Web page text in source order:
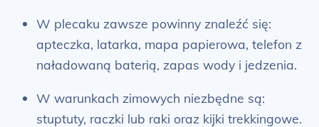
W plecaku zawsze powinny znaleźć się:
apteczka, latarka, mapa papierowa, telefon z
naładowaną baterią, zapas wody i jedzenia.
W warunkach zimowych niezbędne są:
stuptuty, raczki lub raki oraz kijki trekkingowe.